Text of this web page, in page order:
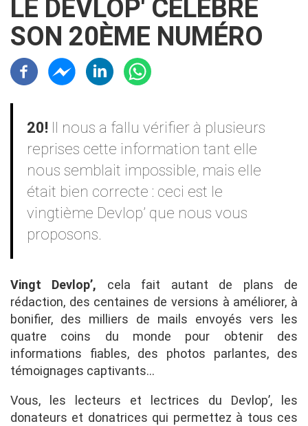
LE DEVLOP' CÉLÈBRE
SON 20ÈME NUMÉRO
Résaux sociaux
20! Il nous a fallu vérifier à plusieurs
reprises cette information tant elle
nous semblait impossible, mais elle
était bien correcte : ceci est le
vingtième Devlop’ que nous vous
proposons.
Vingt Devlop’, cela fait autant de plans de
rédaction, des centaines de versions à améliorer, à
bonifier, des milliers de mails envoyés vers les
quatre coins du monde pour obtenir des
informations fiables, des photos parlantes, des
témoignages captivants…
Vous, les lecteurs et lectrices du Devlop’, les
donateurs et donatrices qui permettez à tous ces